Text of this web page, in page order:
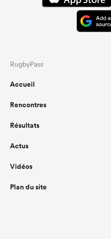
RugbyPass
Accueil
Rencontres
Résultats
Actus
Vidéos
Plan du site